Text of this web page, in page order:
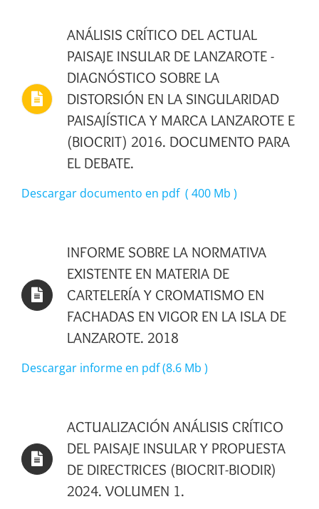
ANÁLISIS CRÍTICO DEL ACTUAL
PAISAJE INSULAR DE LANZAROTE -
DIAGNÓSTICO SOBRE LA
DISTORSIÓN EN LA SINGULARIDAD
PAISAJÍSTICA Y MARCA LANZAROTE E
(BIOCRIT) 2016. DOCUMENTO PARA
EL DEBATE.
Descargar documento en pdf ( 400 Mb )
INFORME SOBRE LA NORMATIVA
EXISTENTE EN MATERIA DE
CARTELERÍA Y CROMATISMO EN
FACHADAS EN VIGOR EN LA ISLA DE
LANZAROTE. 2018
Descargar informe en pdf (8.6 Mb )
ACTUALIZACIÓN ANÁLISIS CRÍTICO
DEL PAISAJE INSULAR Y PROPUESTA
DE DIRECTRICES (BIOCRIT-BIODIR)
2024. VOLUMEN 1.